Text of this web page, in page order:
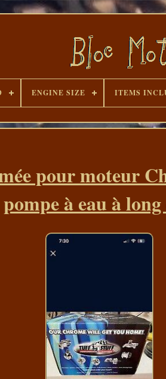
ENGINE SIZE ITEMS
pour moteur
pompe à eau à